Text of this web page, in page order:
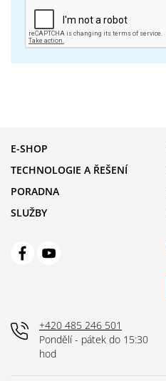
E-SHOP
TECHNOLOGIE A ŘEŠENÍ
PORADNA
SLUŽBY
+420 485 246 501
Pondělí - pátek do 15:30
hod